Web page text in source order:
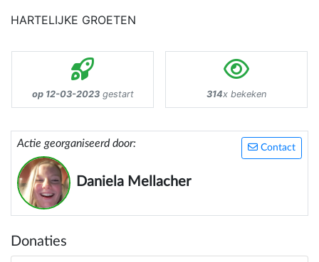
HARTELIJKE GROETEN
op 12-03-2023gestart 314x bekeken
Contact
Actie georganiseerd door:
Daniela Mellacher
Donaties